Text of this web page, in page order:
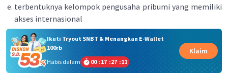
terbentuknya kelompok pengusaha pribumi yang memiliki
akses internasional
Ikuti Tryout SNBT & Menangkan E-Wallet
100rb
Habis dalam
00 :17 :27 :11
Klaim